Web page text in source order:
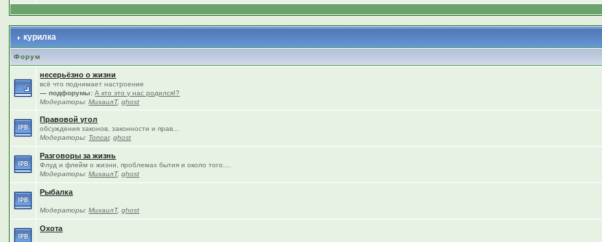
курилка
Форум
несерьёзно о жизни
всё что поднимает настроение
— подфорумы: А кто это у нас родился!?
Модераторы:МихаилТ,ghost
Правовой угол
обсуждения законов, законности и прав...
Модераторы: Toncar,ghost
Разговоры за жизнь
Флуд и флейм о жизни, проблемах бытия и около того....
Модераторы:МихаилТ,ghost
Рыбалка
Модераторы:МихаилТ,ghost
Охота